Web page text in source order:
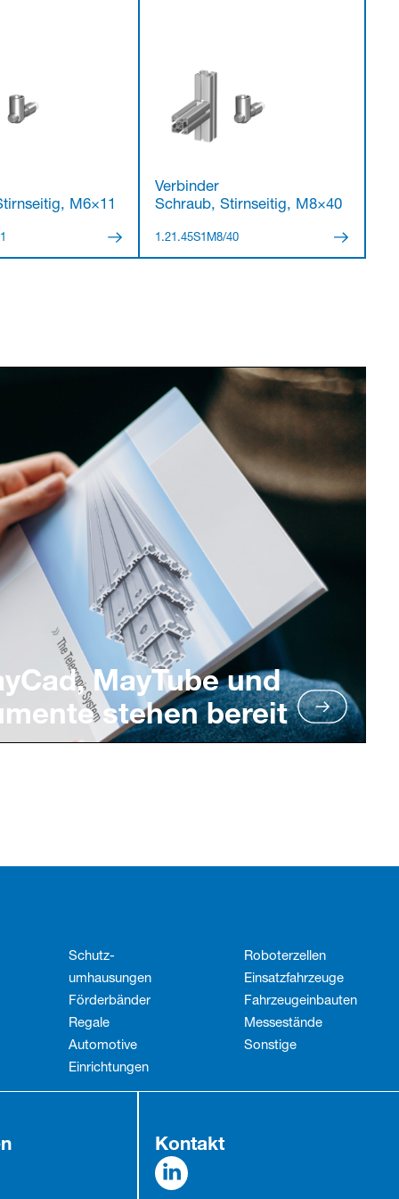
M6×11
Verbinder
Schraub, Stirnseitig, M8×40
1.21.45S1M8/40
MayTube und
stehen bereit
Schutz­
umhausungen
Förderbänder
Regale
Automotive
Einrichtungen
Roboterzellen
Einsatzfahrzeuge
Fahrzeug­einbauten
Messestände
Sonstige
Kontakt